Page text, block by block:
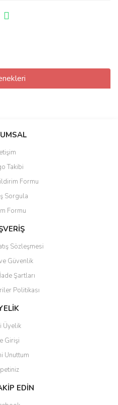
Takibi
Formu
Sorgula
Formu
Sözleşmesi
Güvenlik
Şartları
Politikası
Üyelik
Girişi
Unuttum
EDİN